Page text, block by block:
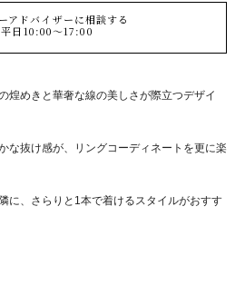
アドバイザーに相談する
日10:00～17:00
煌めきと華奢な線の美しさが際立つデザイ
な抜け感が、リングコーディネートを更に楽
に、さらりと1本で着けるスタイルがおすす